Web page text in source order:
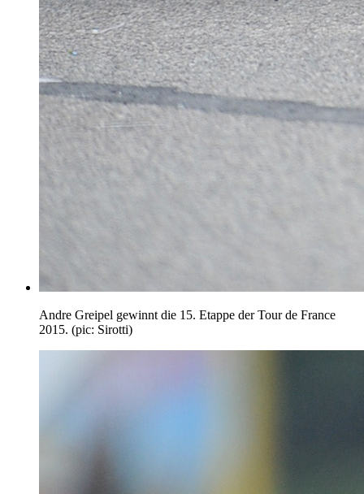
Andre Greipel gewinnt die 15. Etappe der Tour de France
2015. (pic: Sirotti)